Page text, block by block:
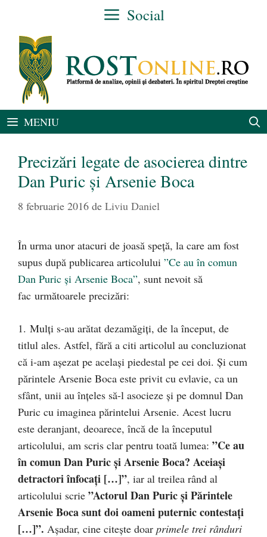
conținut
Social
MENIU
Precizări legate de asocierea dintre
Dan Puric şi Arsenie Boca
8 februarie 2016 de Liviu Daniel
În urma unor atacuri de joasă speţă, la care am fost
supus după publicarea articolului ”Ce au în comun
Dan Puric și Arsenie Boca”, sunt nevoit să
fac următoarele precizări:
1. Mulţi s-au arătat dezamăgiţi, de la început, de
titlul ales. Astfel, fără a citi articolul au concluzionat
că i-am aşezat pe acelaşi piedestal pe cei doi. Şi cum
părintele Arsenie Boca este privit cu evlavie, ca un
sfânt, unii au înţeles să-l asocieze şi pe domnul Dan
Puric cu imaginea părintelui Arsenie. Acest lucru
este deranjant, deoarece, încă de la începutul
articolului, am scris clar pentru toată lumea: ”Ce au
în comun Dan Puric şi Arsenie Boca? Aceiaşi
detractori înfocaţi […]”, iar al treilea rând al
articolului scrie ”Actorul Dan Puric şi Părintele
Arsenie Boca sunt doi oameni puternic contestaţi
[…]”. Aşadar, cine citeşte doar primele trei rânduri